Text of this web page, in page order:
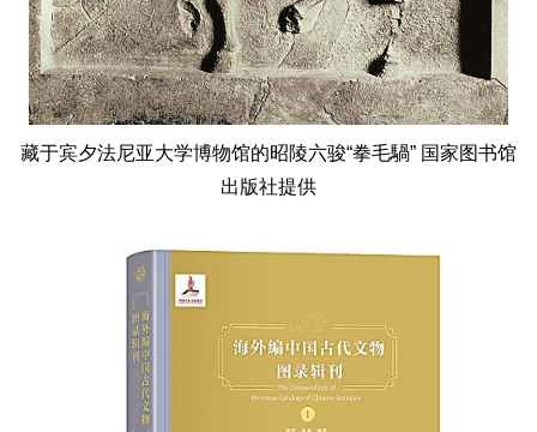
藏于宾夕法尼亚大学博物馆的昭陵六骏“拳毛騧” 国家图书馆
出版社提供